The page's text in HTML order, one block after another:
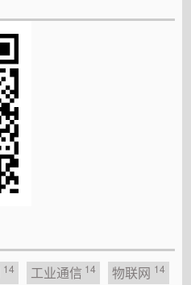
14 工业通信 14 物联网 14